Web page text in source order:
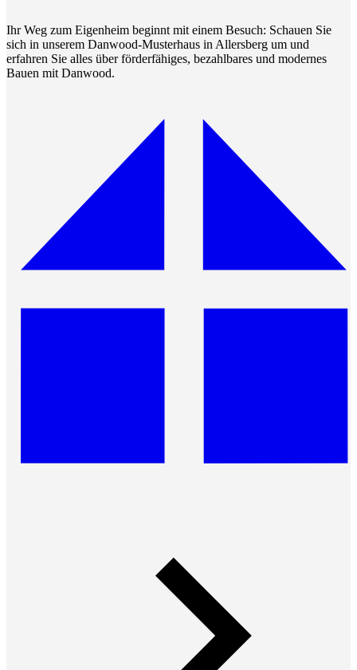
Ihr Weg zum Eigenheim beginnt mit einem Besuch: Schauen Sie
sich in unserem Danwood-Musterhaus in Allersberg um und
erfahren Sie alles über förderfähiges, bezahlbares und modernes
Bauen mit Danwood.